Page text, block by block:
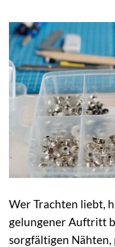
Wer Trachten liebt,
gelungener Auftritt
sorgfältigen Nähten,